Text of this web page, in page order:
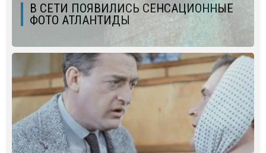
В СЕТИ ПОЯВИЛИСЬ СЕНСАЦИОННЫЕ
ФОТО АТЛАНТИДЫ